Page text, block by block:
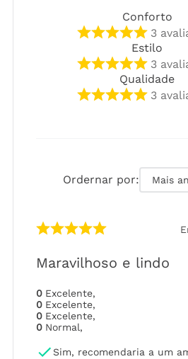
Conforto
3
Estilo
3
Qualidade
3
Ordernar por: Mais
Maravilhoso e lindo
0 Excelente,
0 Excelente,
0 Excelente,
0 Normal,
Sim, recomendaria a um